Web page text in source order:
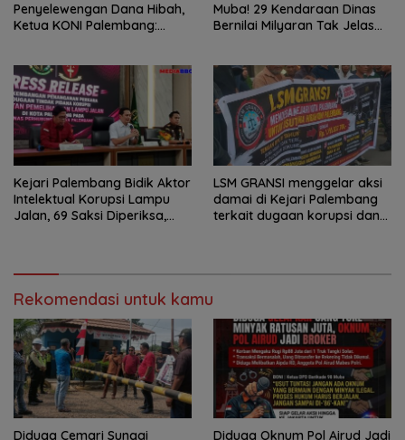
Penyelewengan Dana Hibah,
Ketua KONI Palembang:
Muba! 29 Kendaraan Dinas
Bernilai Milyaran Tak Jelas
Kejari Palembang Bidik Aktor
Intelektual Korupsi Lampu
Jalan, 69 Saksi Diperiksa,
LSM GRANSI menggelar aksi
damai di Kejari Palembang
terkait dugaan korupsi dana
Rekomendasi untuk kamu
Diduga Cemari Sungai Diduga Oknum Pol Airud Jadi